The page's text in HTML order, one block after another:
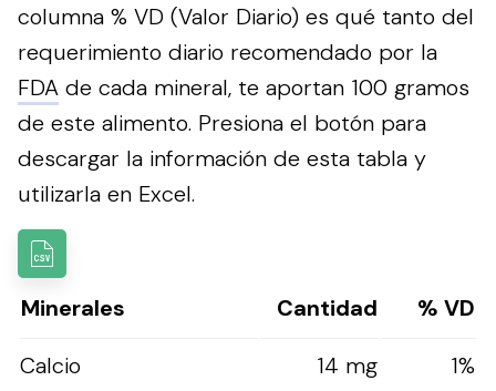
columna % VD (Valor Diario) es qué tanto del
requerimiento diario recomendado por la
FDA de cada mineral, te aportan 100 gramos
de este alimento. Presiona el botón para
descargar la información de esta tabla y
utilizarla en Excel.
Minerales Cantidad
% VD
Calcio
14 mg
1%